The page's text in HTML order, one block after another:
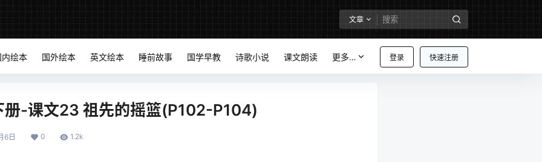
文章
登录 快速注册
内绘本 国外绘本 英文绘本 睡前故事 国学早教 诗歌小说 课文朗读 更多…
册-课文23 祖先的摇篮(P102-P104)
6日 0 1.2k